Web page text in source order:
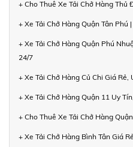
+ Cho Thuê Xe Tải Chở Hàng
+ Xe Tải Chở Hàng Quận Tân Phú
+ Xe Tải Chở Hàng Quận Phú
24/7
+ Xe Tải Chở Hàng Củ Chi Giá Rẻ,
+ Xe Tải Chở Hàng Quận 11 Uy
+ Cho Thuê Xe Tải Chở Hàng
+ Xe Tải Chở Hàng Bình Tân Giá